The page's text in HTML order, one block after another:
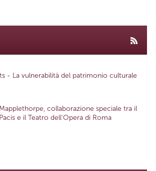
- La vulnerabilità del patrimonio culturale
collaborazione speciale tra il
e il Teatro dell'Opera di Roma